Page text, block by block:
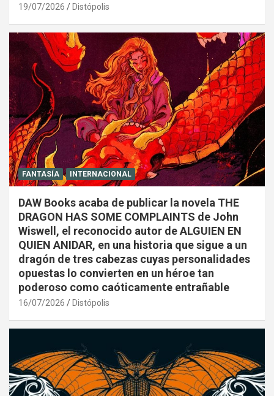
19/07/2026 Distópolis
FANTASÍA INTERNACIONAL
DAW Books acaba de publicar la novela THE
DRAGON HAS SOME COMPLAINTS de John
Wiswell, el reconocido autor de ALGUIEN EN
QUIEN ANIDAR, en una historia que sigue a un
dragón de tres cabezas cuyas personalidades
opuestas lo convierten en un héroe tan
poderoso como caóticamente entrañable
16/07/2026 Distópolis